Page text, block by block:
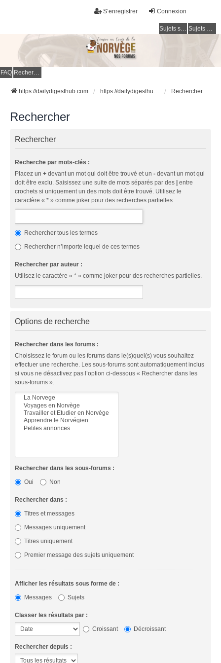
Connexion
S’enregistrer
Sujets sans réponse Sujets actifs
FAQ Rechercher
https://dailydigesthub.com https://dailydigesthub.com Rechercher
Rechercher
Rechercher
Recherche par mots-clés :
Placez un + devant un mot qui doit être trouvé et un - devant un mot qui
doit être exclu. Saisissez une suite de mots séparés par des
entre
crochets si uniquement un des mots doit être trouvé. Utilisez le
caractère « * » comme joker pour des recherches partielles.
Rechercher tous les termes
Rechercher n’importe lequel de ces termes
Rechercher par auteur :
Utilisez le caractère « * » comme joker pour des recherches partielles.
Options de recherche
Rechercher dans les forums :
Choisissez le forum ou les forums dans le(s)quel(s) vous souhaitez
effectuer une recherche. Les sous-forums sont automatiquement inclus
si vous ne désactivez pas l’option ci-dessous « Rechercher dans les
sous-forums ».
Rechercher dans les sous-forums :
Oui
Non
Rechercher dans :
Titres et messages
Messages uniquement
Titres uniquement
Premier message des sujets uniquement
Afficher les résultats sous forme de :
Messages
Sujets
Classer les résultats par :
Croissant
Décroissant
Rechercher depuis :